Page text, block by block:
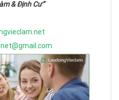
& Định Cư”